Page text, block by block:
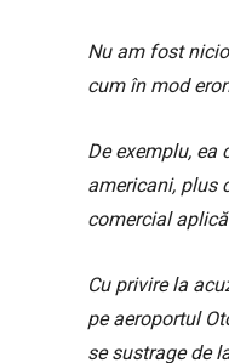
Nu am fost
cum în mod
De exemplu, ea
americani, plus
comercial
Cu privire la
pe aeroportul
se sustrage de